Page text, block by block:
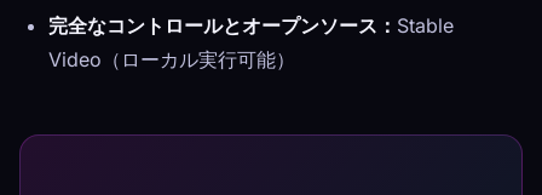
完全なコントロールとオープンソース： Stable
Video（ローカル実行可能）